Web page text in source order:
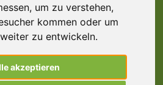
um zu verstehen,
kommen oder um
zu entwickeln.
akzeptieren
w/d) Kommissionierer